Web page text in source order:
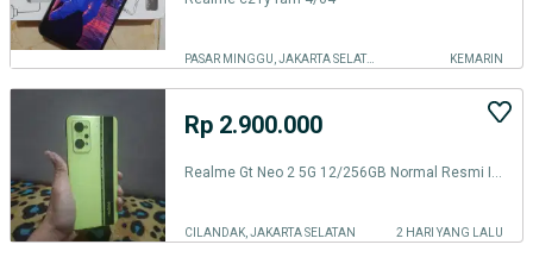
PASAR MINGGU, JAKARTA SELATAN KEMARIN
Rp 2.900.000
CILANDAK, JAKARTA SELATAN 2 HARI YANG LALU